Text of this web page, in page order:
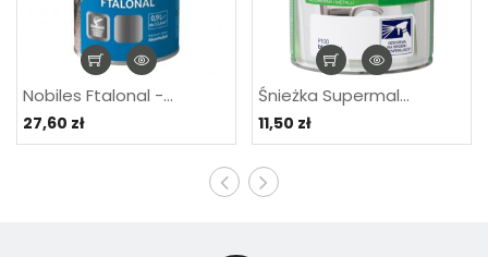
Nobiles Ftalonal -...
27,60 zł
Śnieżka Supermal...
11,50 zł